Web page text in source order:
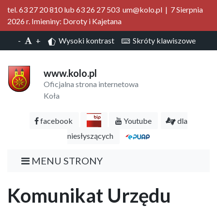
tel. 63 27 20 810 lub 63 26 27 503 um@kolo.pl | 7 Sierpnia
2026 r. Imieniny: Doroty i Kajetana
- + Wysoki kontrast Skróty klawiszowe
www.kolo.pl
Oficjalna strona internetowa
Koła
facebook Youtube
dla
niesłyszących
MENU STRONY
Komunikat Urzędu